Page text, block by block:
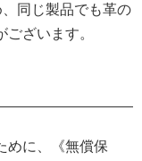
同じ製品でも革の
ざいます。
めに、《無償保